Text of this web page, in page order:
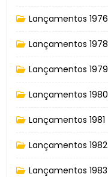
Lançamentos 1976
Lançamentos 1978
Lançamentos 1979
Lançamentos 1980
Lançamentos 1981
Lançamentos 1982
Lançamentos 1983